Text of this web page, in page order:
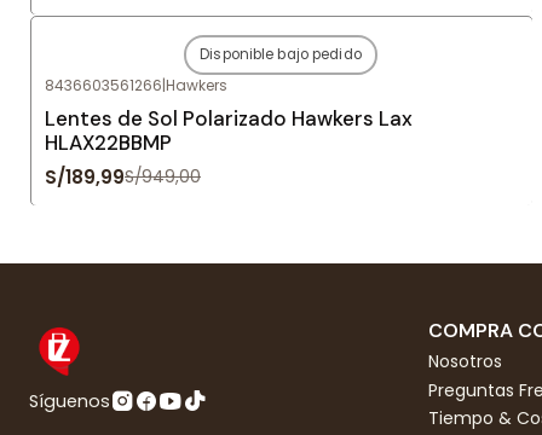
Agotado
Disponible bajo pedido
8436603561266|Hawkers
Lentes de Sol Polarizado Hawkers Lax
HLAX22BBMP
S/189,99S/949,00
Síguenos
COMPRA
Nosotros
Preguntas
Tiempo &